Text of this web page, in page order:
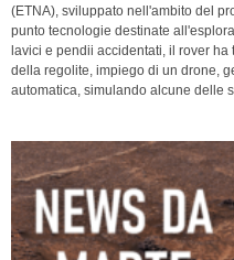
(ETNA), sviluppato nell'ambito del
punto tecnologie destinate
lavici e pendii accidentati, il rover
della regolite, impiego di un drone,
automatica, simulando alcune delle